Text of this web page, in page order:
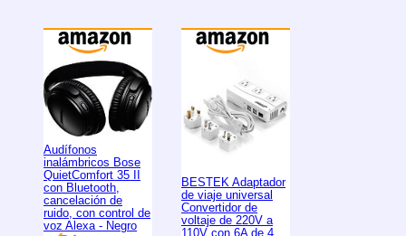
Audífonos
inalámbricos Bose
QuietComfort 35 II
con Bluetooth,
cancelación de
ruido, con control de
voz Alexa - Negro
BESTEK Adaptador
de viaje universal
Convertidor de
voltaje de 220V a
110V con 6A de 4